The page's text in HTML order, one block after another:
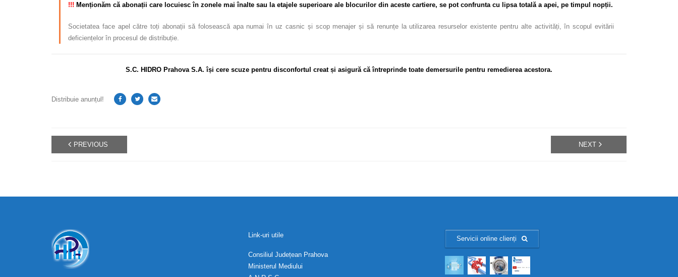
!!! Menționăm că abonații care locuiesc în zonele mai înalte sau la etajele superioare ale blocurilor din aceste cartiere, se pot confrunta cu lipsa totală a apei, pe timpul nopții.
Societatea face apel către toți abonații să folosească apa numai în uz casnic și scop menajer și să renunțe la utilizarea resurselor existente pentru alte activități, în scopul evitării
deficiențelor în procesul de distribuție.
S.C. HIDRO Prahova S.A. își cere scuze pentru disconfortul creat și asigură că întreprinde toate demersurile pentru remedierea acestora.
Distribuie anunțul!
PREVIOUS NEXT
Link-uri utile
Consiliul Județean Prahova
Ministerul Mediului
Servicii online clienți